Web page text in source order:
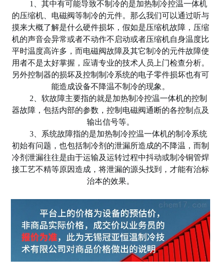
1、其中有可能导致不制冷的是加热制冷控温一体机
的压缩机、电磁阀等制冷的元件。那么我们可以通过听与
摸来大概了解是什么硬件损坏，假如是压缩机故障，压缩
机的声音会异常或者不动作不启动或者压缩机自身温度比
平时温度高许多，而电磁阀故障及其它制冷的元件故障使
用者不是太好掌握，应请专业的技术人员上门检查分析。
另外控制器的损坏及控制制冷系统的电子零件损坏也有可
能造成设备不降温不制冷的现象。
2、软故障主要指的就是加热制冷控温一体机的控制
器故障，包括内部的参数，控制电磁阀通断的各控制点及
输出信号等。
3、系统故障指的是加热制冷控温一体机的制冷系统
初始有问题，也包括制冷剂的泄漏所造成的不降温，而制
冷剂泄漏往往是由于运输及运转过程中抖动或制冷铜管焊
接工艺不精等原因造成，将泄漏的源头找到，才能有治标
治本的效果。